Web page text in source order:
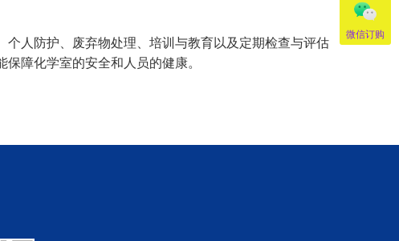
人防护、废弃物处理、培训与教育以及定期检查与评估
障化学室的安全和人员的健康。
微信订购